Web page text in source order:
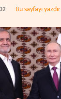
Bu sayfayı yazdır